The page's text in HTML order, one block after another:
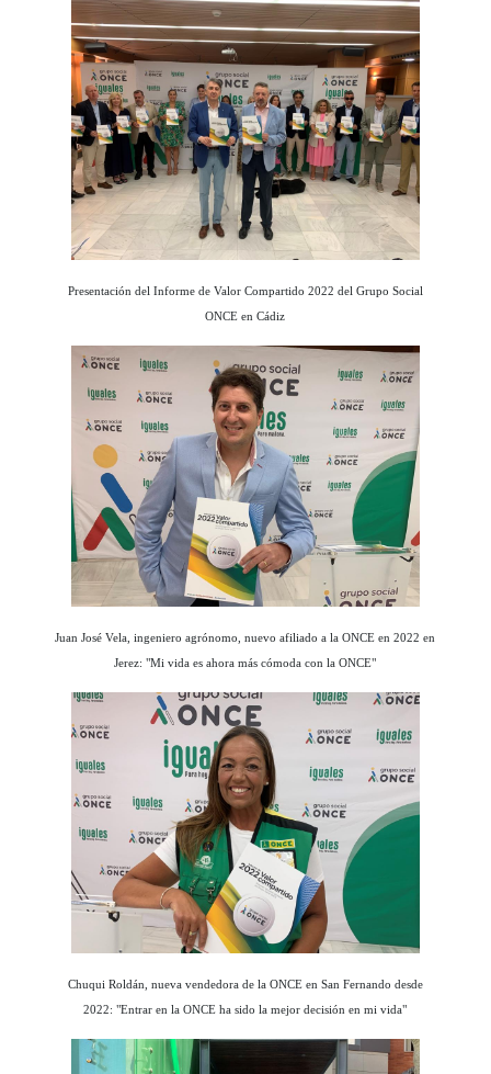
Presentación del Informe de Valor Compartido 2022 del Grupo Social
ONCE en Cádiz
Juan José Vela, ingeniero agrónomo, nuevo afiliado a la ONCE en 2022 en
Jerez: "Mi vida es ahora más cómoda con la ONCE"
Chuqui Roldán, nueva vendedora de la ONCE en San Fernando desde
2022: "Entrar en la ONCE ha sido la mejor decisión en mi vida"